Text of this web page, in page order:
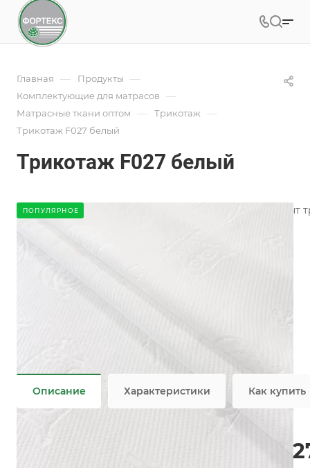
Главная — Продукты —
Комплектующие для матрасов —
Матрасные ткани оптом — Трикотаж —
Трикотаж F027 белый
Трикотаж F027 белый
ПОПУЛЯРНОЕ
Фабрика ФОРТЕКС производит широкий ассортимент
Характеристики
Все характеристики
Описание Характеристики Как купить
Матрасный трикотаж